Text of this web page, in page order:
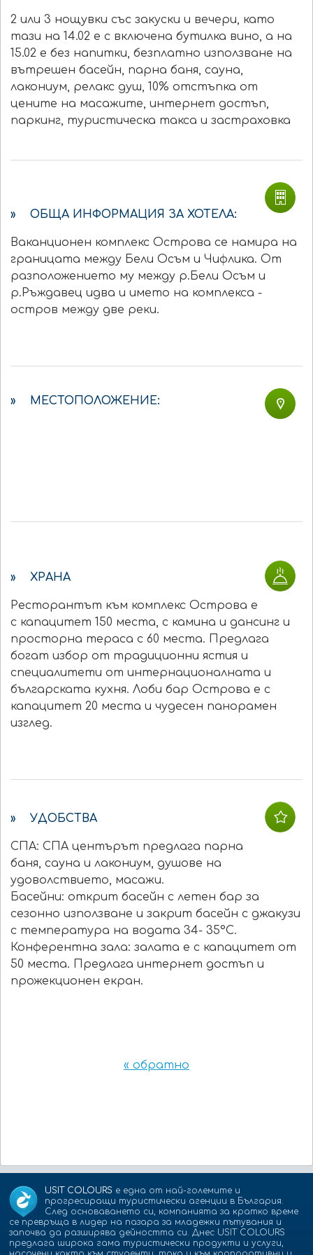
2 или 3 нощувки със закуски и вечери, като
тази на 14.02 е с включена бутилка вино, а на
15.02 е без напитки, безплатно използване на
вътрешен басейн, парна баня, сауна,
лакониум, релакс душ, 10% отстъпка от
цените на масажите, интернет достъп,
паркинг, туристическа такса и застраховка
» ОБЩА ИНФОРМАЦИЯ ЗА ХОТЕЛА:
Ваканционен комплекс Острова се намира на
границата между Бели Осъм и Чифлика. От
разположението му между р.Бели Осъм и
р.Ръждавец идва и името на комплекса -
остров между две реки.
» МЕСТОПОЛОЖЕНИЕ:
» ХРАНА
Ресторантът към комплекс Острова е
с капацитет 150 места, с камина и дансинг и
просторна тераса с 60 места. Предлага
богат избор от традиционни ястия и
специалитети от интернационалната и
българската кухня. Лоби бар Острова е с
капацитет 20 места и чудесен панорамен
изглед.
» УДОБСТВА
СПА: СПА центърът предлага парна
баня, сауна и лакониум, душове на
удоволствието, масажи.
Басейни: открит басейн с летен бар за
сезонно използване и закрит басейн с джакузи
с температура на водата 34- 35°С.
Конферентна зала: залата е с капацитет от
50 места. Предлага интернет достъп и
прожекционен екран.
« обратно
USIT COLOURS е една от най-големите и
прогресиращи туристически агенции в България.
След основаването си, компанията за кратко време
се превръща в лидер на пазара за младежки пътувания и
започва да разширява дейността си. Днес USIT COLOURS
предлага широка гама туристически продукти и услуги,